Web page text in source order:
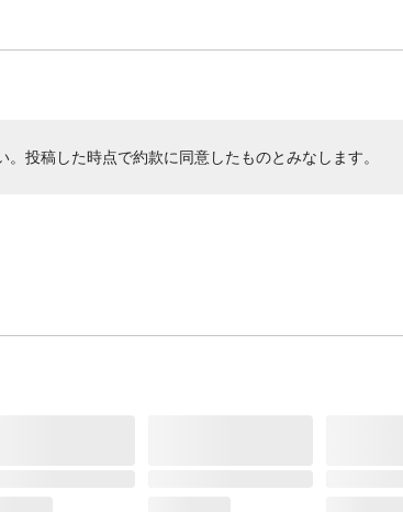
。投稿した時点で約款に同意したものとみなします。